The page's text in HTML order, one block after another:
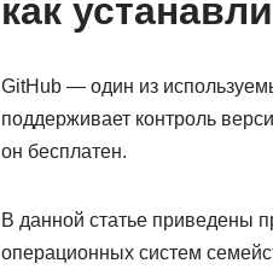
как
GitHub — один из
поддерживает контроль
он бесплатен.
В данной статье приведены
операционных систем